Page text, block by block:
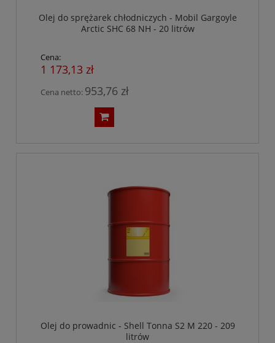
Olej do sprężarek chłodniczych - Mobil Gargoyle
Arctic SHC 68 NH - 20 litrów
Cena:
1 173,13 zł
Cena netto: 953,76 zł
Olej do prowadnic - Shell Tonna S2 M 220 - 209
litrów